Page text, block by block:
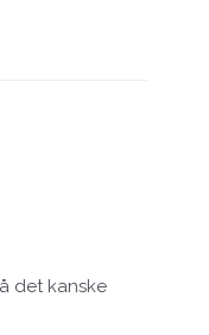
det kanske